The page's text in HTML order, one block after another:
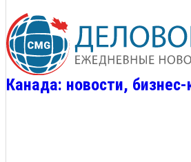
Канада: новости,